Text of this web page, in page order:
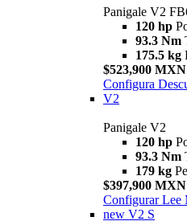
Panigale V2
120 hp
93.3 Nm
175.5 kg
$523,900 MXN
Configura
V2
Panigale V2
120 hp
93.3 Nm
179 kg
$397,900 MXN
Configurar Lee
new V2 S